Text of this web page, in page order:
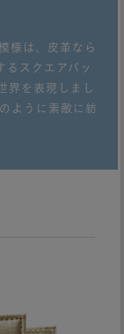
様は、皮革なら
るスクエアバッ
界を表現しまし
ように素敵に紡